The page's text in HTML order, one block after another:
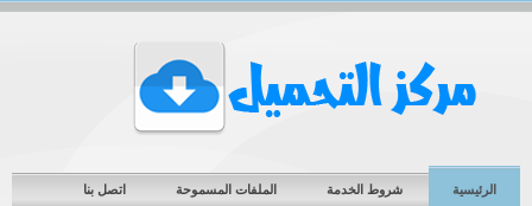
الرئيسية شروط الخدمة الملفات المسموحة اتصل بنا